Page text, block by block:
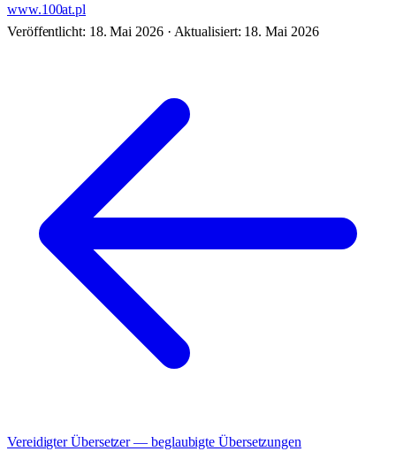
www.100at.pl
Veröffentlicht: 18. Mai 2026 · Aktualisiert: 18. Mai 2026
Vereidigter Übersetzer — beglaubigte Übersetzungen